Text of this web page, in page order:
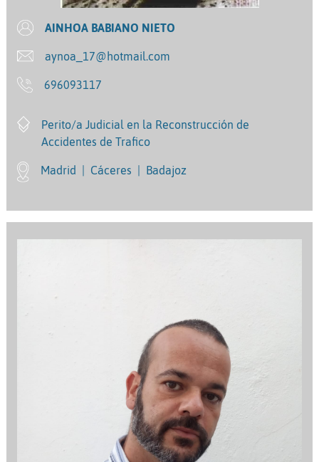
AINHOA BABIANO NIETO
aynoa_17@hotmail.com
696093117
Perito/a Judicial en la Reconstrucción de
Accidentes de Trafico
Madrid Cáceres Badajoz